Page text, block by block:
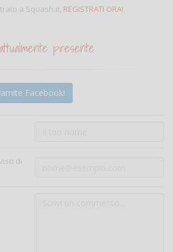
a Squash.it, REGISTRATI ORA!
presente
Facebook!
di